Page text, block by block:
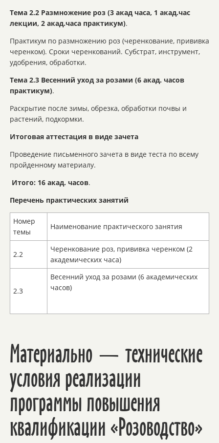
Тема 2.2 Размножение роз (3 акад часа, 1 акад.час
лекции, 2 акад.часа практикум).
Практикум по размножению роз (черенкование, прививка
черенком). Сроки черенкований. Субстрат, инструмент,
удобрения, обработки.
Тема 2.3 Весенний уход за розами (6 акад. часов
практикум).
Раскрытие после зимы, обрезка, обработки почвы и
растений, подкормки.
Итоговая аттестация в виде зачета
Проведение письменного зачета в виде теста по всему
пройденному материалу.
Итого: 16 акад. часов.
Перечень практических занятий
Номер
темы
Наименование практического занятия
2.2
Черенкование роз, прививка черенком (2
академических часа)
2.3
Весенний уход за розами (6 академических
часов)
Материально — технические
условия реализации
программы повышения
квалификации «Розоводство»